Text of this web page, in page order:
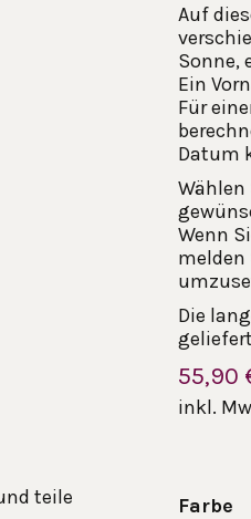
teile
Auf
Sonne,
Ein
Für
Datum
Wählen
Wenn
melden
Die
55,90
inkl.
Farbe